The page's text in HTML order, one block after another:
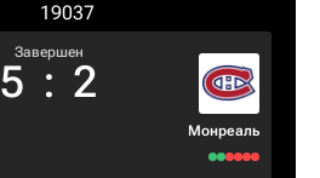
19037
Завершен
5 : 2
Монреаль